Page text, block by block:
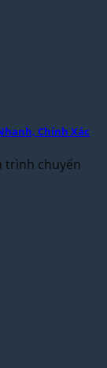
Chính Xác
trình chuyển